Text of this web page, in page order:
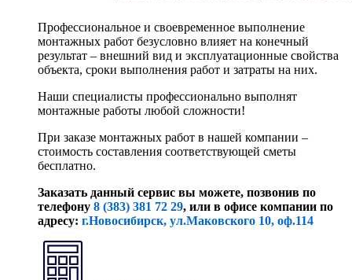
Профессиональное и своевременное выполнение
монтажных работ безусловно влияет на конечный
результат – внешний вид и эксплуатационные свойства
объекта, сроки выполнения работ и затраты на них.
Наши специалисты профессионально выполнят
монтажные работы любой сложности!
При заказе монтажных работ в нашей компании –
стоимость составления соответствующей сметы
бесплатно.
Заказать данный сервис вы можете, позвонив по
телефону 8 (383) 381 72 29, или в офисе компании по
адресу: г.Новосибирск, ул.Маковского 10, оф.114